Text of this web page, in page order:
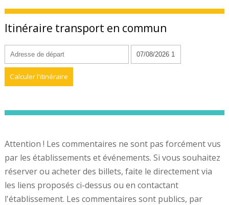
Itinéraire transport en commun
Attention ! Les commentaires ne sont pas forcément vus
par les établissements et événements. Si vous souhaitez
réserver ou acheter des billets, faite le directement via
les liens proposés ci-dessus ou en contactant
l'établissement. Les commentaires sont publics, par